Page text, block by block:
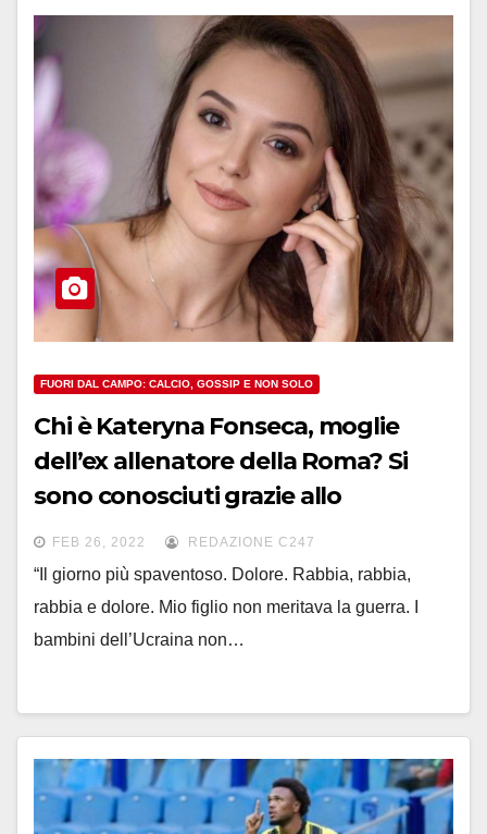
FUORI DAL CAMPO: CALCIO, GOSSIP E NON SOLO
Chi è Kateryna Fonseca, moglie
dell’ex allenatore della Roma? Si
sono conosciuti grazie allo
Shakhtar
FEB 26, 2022 REDAZIONE C247
“Il giorno più spaventoso. Dolore. Rabbia, rabbia,
rabbia e dolore. Mio figlio non meritava la guerra. I
bambini dell’Ucraina non…